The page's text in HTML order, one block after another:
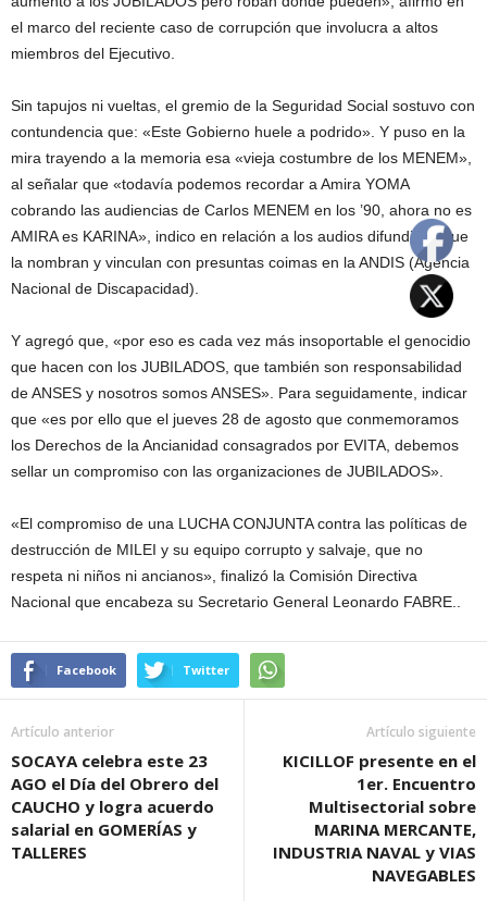
el marco del reciente caso de corrupción que involucra a altos
miembros del Ejecutivo.
Sin tapujos ni vueltas, el gremio de la Seguridad Social sostuvo con
contundencia que: «Este Gobierno huele a podrido». Y puso en la
mira trayendo a la memoria esa «vieja costumbre de los MENEM»,
al señalar que «todavía podemos recordar a Amira YOMA
cobrando las audiencias de Carlos MENEM en los ’90, ahora no es
AMIRA es KARINA», indico en relación a los audios difundidos que
la nombran y vinculan con presuntas coimas en la ANDIS (Agencia
Nacional de Discapacidad).
Y agregó que, «por eso es cada vez más insoportable el genocidio
que hacen con los JUBILADOS, que también son responsabilidad
de ANSES y nosotros somos ANSES». Para seguidamente, indicar
que «es por ello que el jueves 28 de agosto que conmemoramos
los Derechos de la Ancianidad consagrados por EVITA, debemos
sellar un compromiso con las organizaciones de JUBILADOS».
«El compromiso de una LUCHA CONJUNTA contra las políticas de
destrucción de MILEI y su equipo corrupto y salvaje, que no
respeta ni niños ni ancianos», finalizó la Comisión Directiva
Nacional que encabeza su Secretario General Leonardo FABRE..
Facebook Twitter
Artículo anterior
SOCAYA celebra este 23
AGO el Día del Obrero del
CAUCHO y logra acuerdo
salarial en GOMERÍAS y
TALLERES
Artículo siguiente
KICILLOF presente en el
1er. Encuentro
Multisectorial sobre
MARINA MERCANTE,
INDUSTRIA NAVAL y VIAS
NAVEGABLES